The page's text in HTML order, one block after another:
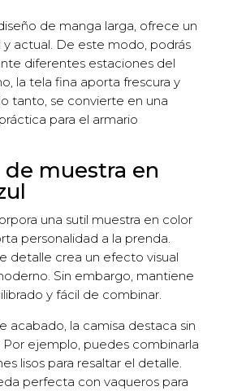
de manga larga, ofrece un
y actual. De este modo, podrás
diferentes estaciones del
la tela fina aporta frescura y
tanto, se convierte en una
para el armario
de muestra en
una sutil muestra en color
personalidad a la prenda.
detalle crea un efecto visual
Sin embargo, mantiene
y fácil de combinar.
acabado, la camisa destaca sin
Por ejemplo, puedes combinarla
lisos para resaltar el detalle.
perfecta con vaqueros para